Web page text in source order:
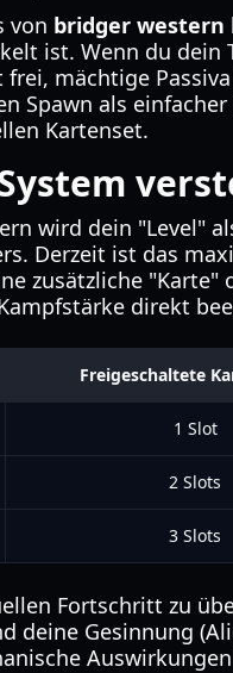
von bridger western
ist. Wenn du
frei, mächtige
Spawn als
Kartenset.
wird dein "Level"
Derzeit ist das
zusätzliche
direkt
Freigeschaltete
1 Slot
2 Slots
3 Slots
Fortschritt zu
deine Gesinnung